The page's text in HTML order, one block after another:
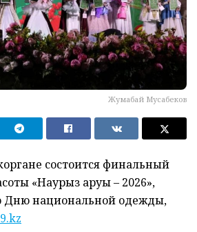
Жумабай Мусабеков
состоится финальный
«Наурыз аруы – 2026»,
Дню национальной одежды,